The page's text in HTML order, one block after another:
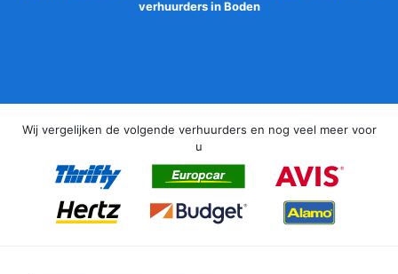
verhuurders in Boden
Wij vergelijken de volgende verhuurders en nog veel meer voor
u